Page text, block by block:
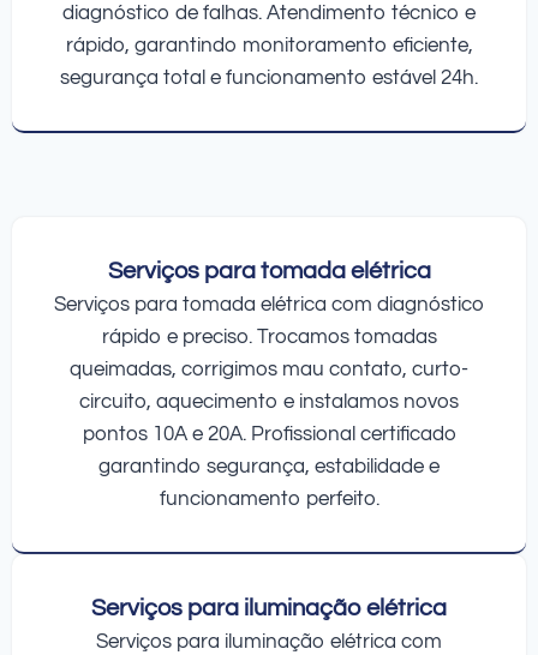
diagnóstico de falhas. Atendimento técnico e
rápido, garantindo monitoramento eficiente,
segurança total e funcionamento estável 24h.
Serviços para tomada elétrica
Serviços para tomada elétrica com diagnóstico
rápido e preciso. Trocamos tomadas
queimadas, corrigimos mau contato, curto-
circuito, aquecimento e instalamos novos
pontos 10A e 20A. Profissional certificado
garantindo segurança, estabilidade e
funcionamento perfeito.
Serviços para iluminação elétrica
Serviços para iluminação elétrica com